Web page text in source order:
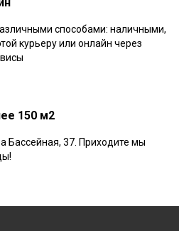
способами: наличными,
курьеру или онлайн через
150 м2
Бассейная, 37. Приходите мы